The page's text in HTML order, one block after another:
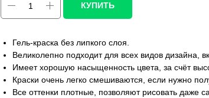
КУПИТЬ
Гель-краска без липкого слоя.
Великолепно подходит для всех видов дизайна,
Имеет хорошую насыщенность цвета, за счёт
Краски очень легко смешиваются, если нужно
Все оттенки плотные, позволяют рисовать даже